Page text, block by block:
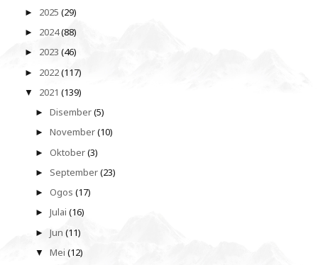
► 2025 (29)
► 2024(88)
► 2023 (46)
► 2022(117)
▼ 2021 (139)
►Disember(5)
►November(10)
►Oktober(3)
► September(23)
►Ogos(17)
►Julai(16)
►Jun(11)
▼Mei(12)